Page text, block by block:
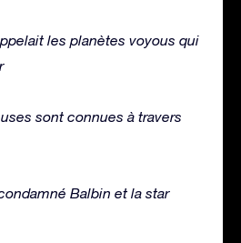
les planètes voyous qui
sont connues à travers
Balbin et la star